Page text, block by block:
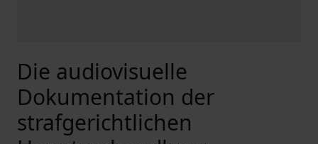
Die audiovisuelle
Dokumentation der
strafgerichtlichen